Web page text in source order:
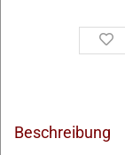
Beschreibung